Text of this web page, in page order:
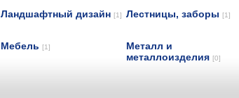
Ландшафтный дизайн [1] Лестницы, заборы [1]
Мебель [1]
Металл и
металлоизделия [0]